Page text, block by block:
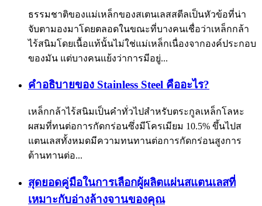
ธรรมชาติของแม่เหล็กของสเตนเลสสตีลเป็นหัวข้อที่น่า
จับตามองมาโดยตลอดในขณะที่บางคนเชื่อว่าเหล็กกล้า
ไร้สนิมโดยเนื้อแท้นั้นไม่ใช่แม่เหล็กเนื่องจากองค์ประกอบ
ของมัน แต่บางคนแย้งว่าการมีอยู่...
คำอธิบายของ Stainless Steel คืออะไร?
เหล็กกล้าไร้สนิมเป็นคำทั่วไปสำหรับตระกูลเหล็กโลหะ
ผสมที่ทนต่อการกัดกร่อนซึ่งมีโครเมียม 10.5% ขึ้นไปส
แตนเลสทั้งหมดมีความทนทานต่อการกัดกร่อนสูงการ
ต้านทานต่อ...
สุดยอดคู่มือในการเลือกผู้ผลิตแผ่นสแตนเลสที่
เหมาะกับอ่างล้างจานของคุณ